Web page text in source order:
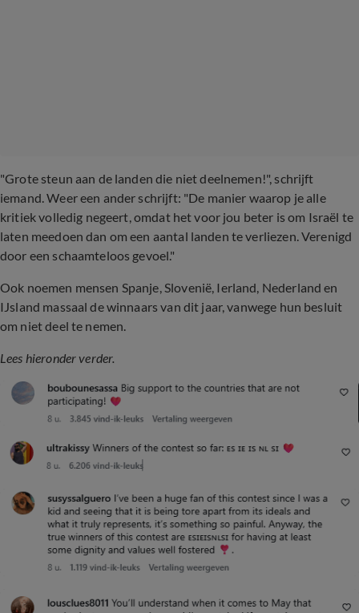
"Grote steun aan de landen die niet deelnemen!", schrijft
iemand. Weer een ander schrijft: "De manier waarop je alle
kritiek volledig negeert, omdat het voor jou beter is om Israël te
laten meedoen dan om een ​​aantal landen te verliezen. Verenigd
door een schaamteloos gevoel."
Ook noemen mensen Spanje, Slovenië, Ierland, Nederland en
IJsland massaal de winnaars van dit jaar, vanwege hun besluit
om niet deel te nemen.
Lees hieronder verder.